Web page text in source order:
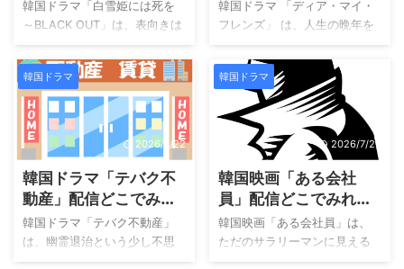
る？
韓国ドラマ「白雪姫には死を
～BLACK OUT」は、表向きは
平和に見える村で起きた不可
解な少女失踪事件を軸に、人
間の心の闇と真実を追求する
サスペンスです。主人公は優
等生として未来を期待されな
がらも、突如として殺人犯の
疑いをかけられ服役すること
になった青年ジョンウ。彼が
失われた記憶と事件の真相に
は、ドイツで人気を博した小
説を原作にしており、韓国な
韓国ドラマ 「ディア・マイ・
フレンズ」 は、人生の晩年を
迎えたシニア世代の友情と家
族の絆を描くヒューマンドラ
マです。 多くのドラマでは若
い世代の恋愛や成長が中心に
なりますが、本作では人生を
長く生きてきた人々の感情や
生き方に焦点が当てられてい
ます。そのため、年齢を重ね
た登場人物たちが抱える後
が丁寧に描かれているのが特
徴です。 物語の中心となるの
韓国ドラマ
2026/7/22
韓国ドラマ「テバク不
動産」配信どこでみれ
る？キャスト・あらす
じ・感想まとめ
韓国ドラマ「テバク不動産」
は、幽霊退治という少し不思
議なテーマを扱いながらも、
韓国ドラマ
2026/7/22
韓国映画「ある会社
員」配信どこでみれ
る？キャスト・あらす
じ・感想まとめ
韓国映画「ある会社員」は、
ただのサラリーマンに見える
男が、実は冷酷な殺し屋だっ